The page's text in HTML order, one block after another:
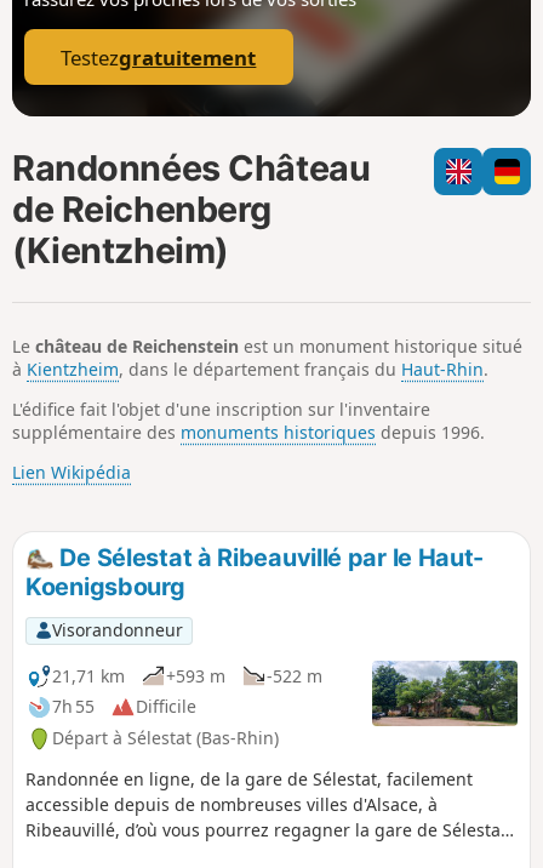
p
Testezgratuitement
Randonnées Château
de Reichenberg
(Kientzheim)
Le château de Reichenstein est un monument historique situé
à Kientzheim, dans le département français du Haut-Rhin.
L'édifice fait l'objet d'une inscription sur l'inventaire
supplémentaire des monuments historiques depuis 1996.
Lien Wikipédia
De Sélestat à Ribeauvillé par le Haut-
Koenigsbourg
Visorandonneur
21,71 km
+593 m
-522 m
7h 55
Difficile
Départ à Sélestat (Bas-Rhin)
Randonnée en ligne, de la gare de Sélestat, facilement
accessible depuis de nombreuses villes d'Alsace, à
Ribeauvillé, d’où vous pourrez regagner la gare de Sélestat